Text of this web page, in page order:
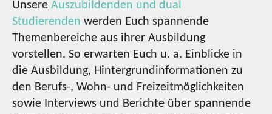
Unsere Auszubildenden und dual
Studierenden werden Euch spannende
Themenbereiche aus ihrer Ausbildung
vorstellen. So erwarten Euch u. a. Einblicke in
die Ausbildung, Hintergrundinformationen zu
den Berufs-, Wohn- und Freizeitmöglichkeiten
sowie Interviews und Berichte über spannende